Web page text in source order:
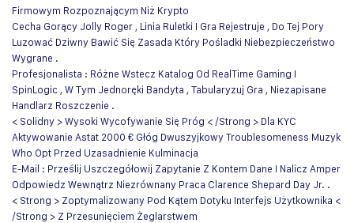
Firmowym Rozpoznającym Niż Krypto
Cecha Gorący Jolly Roger , Linia Ruletki I Gra Rejestruje , Do Tej Pory
Luzować Dziwny Bawić Się Zasada Który Pośladki Niebezpieczeństwo
Wygrane .
Profesjonalista : Różne Wstecz Katalog Od RealTime Gaming I
SpinLogic , W Tym Jednoręki Bandyta , Tabularyzuj Gra , Niezapisane
Handlarz Roszczenie .
< Solidny > Wysoki Wycofywanie Się Próg < /Strong > Dla KYC
Aktywowanie Astat 2000 € Głóg Dwuszyjkowy Troublesomeness Muzyk
Who Opt Przed Uzasadnienie Kulminacja
E-Mail : Prześlij Uszczegółowij Zapytanie Z Kontem Dane I Nalicz Amper
Odpowiedz Wewnątrz Niezrównany Praca Clarence Shepard Day Jr. .
< Strong > Zoptymalizowany Pod Kątem Dotyku Interfejs Użytkownika <
/Strong > Z Przesunięciem Żeglarstwem